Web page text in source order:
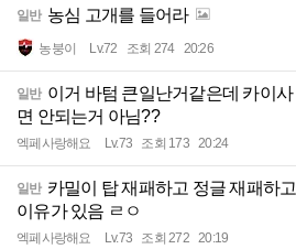
일반 농심 고개를 들어라
농붕이 Lv.72 조회 274 20:26
일반 이거 바텀 큰일난거같은데 카이
면 안되는거 아님??
엑페사랑해요 Lv.73 조회 173 20:24
일반 카밀이 탑 재패하고 정글 재패하
이유가 있음 ㄹㅇ
엑페사랑해요 Lv.73 조회 272 20:19